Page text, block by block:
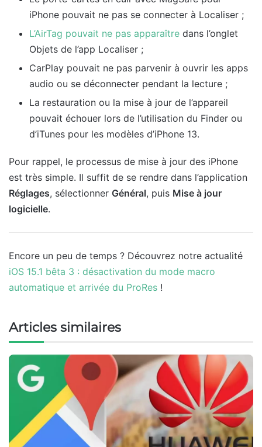
iPhone pouvait ne pas se connecter à Localiser ;
L’AirTag pouvait ne pas apparaître dans l’onglet
Objets de l’app Localiser ;
CarPlay pouvait ne pas parvenir à ouvrir les apps
audio ou se déconnecter pendant la lecture ;
La restauration ou la mise à jour de l’appareil
pouvait échouer lors de l’utilisation du Finder ou
d’iTunes pour les modèles d’iPhone 13.
Pour rappel, le processus de mise à jour des iPhone
est très simple. Il suffit de se rendre dans l’application
Réglages, sélectionner Général, puis Mise à jour
logicielle.
Encore un peu de temps ? Découvrez notre actualité
iOS 15.1 bêta 3 : désactivation du mode macro
automatique et arrivée du ProRes !
Articles similaires